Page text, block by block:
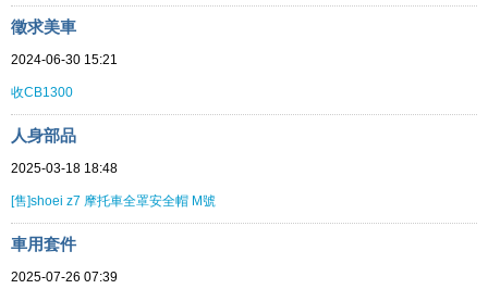
徵求美車
2024-06-30 15:21
收CB1300
人身部品
2025-03-18 18:48
[售]shoei z7 摩托車全罩安全帽 M號
車用套件
2025-07-26 07:39